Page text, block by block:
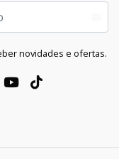
novidades e ofertas.